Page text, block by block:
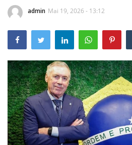
Politica
Saúde
Entretenimento
Economia
Esportes
Notícias
admin Mai 19, 2026 - 13:12